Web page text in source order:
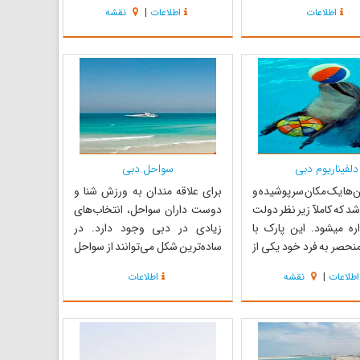
می‌باشد که ماه ژانویه
در این زمان
مهم و بزرگ، اجناس
تخفیف ویژه ارائه
اطلاعات
قوی و سایر امکانات مورد نیاز
می‌باشند. هوای بسیار خنک در این
مرکز خرید باعث گردیده تا بسیاری از
مسافران به دلیل گرمای شدید سطح
ش...
اطلاعات | نقشه
دلفیناریوم دبی
یک مکان سرپوشیده و
که کاملآ زیر نظر دولت
میشود. این پارک با
به فرد خود یکی از
این پارک دلفین‌ها و
تربیت شده برنامه‌های
را از خودشان به
که باعث شده
اطلاعات | نقشه
سواحل دبی
برای علاقه مندان به ورزش شنا و
دوست داران سواحل، انتخاب‌های
زیادی در دبی وجود دارد. در
ساده‌ترین شکل می‌توانند از سواحل
امکانات کمی برخوردارند ولی نیاز به
پرداخت ورودیه ندارند. در مقابل،
پارک‌های ساحلی از امکانات خوبی
اطلاعات